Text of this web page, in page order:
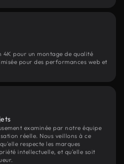
4K pour un montage de qualité
pour des performances web et
examinée par notre équipe
réelle. Nous veillons à ce
respecte les marques
intellectuelle, et qu'elle soit